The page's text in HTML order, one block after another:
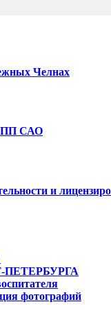
Челнах
САО
и
фотографий